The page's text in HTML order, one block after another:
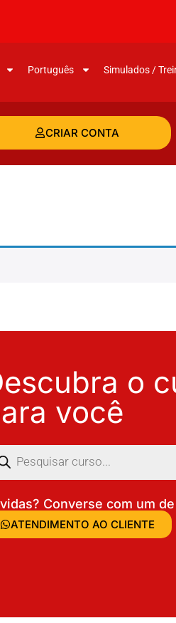
Português Simulados /
CRIAR CONTA
o
você
Converse com um
ATENDIMENTO AO CLIENTE